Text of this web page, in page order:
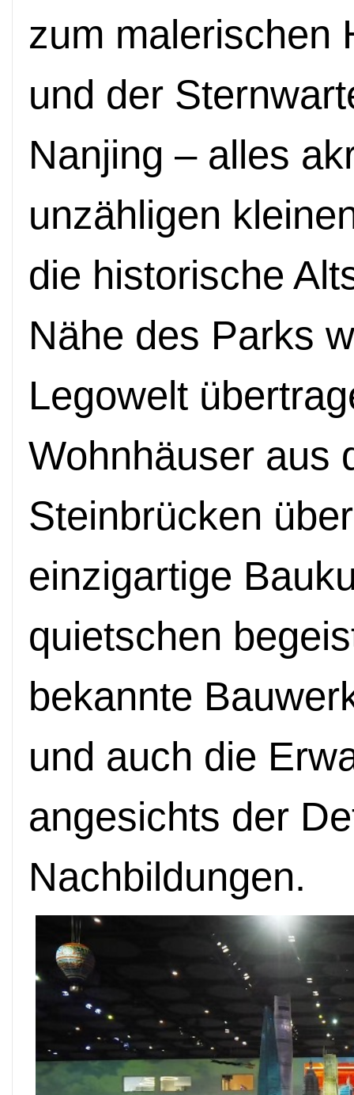
zum malerischen
und der
Nanjing – alles
unzähligen
die historische
Nähe des Parks
Legowelt
Wohnhäuser aus
Steinbrücken
einzigartige
quietschen
bekannte
und auch die
angesichts der
Nachbildungen.